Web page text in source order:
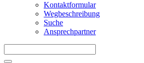
Kontaktformular
Wegbeschreibung
Suche
Ansprechpartner